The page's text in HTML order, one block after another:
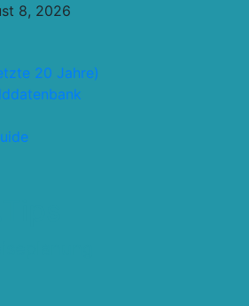
8, 2026
20 Jahre)